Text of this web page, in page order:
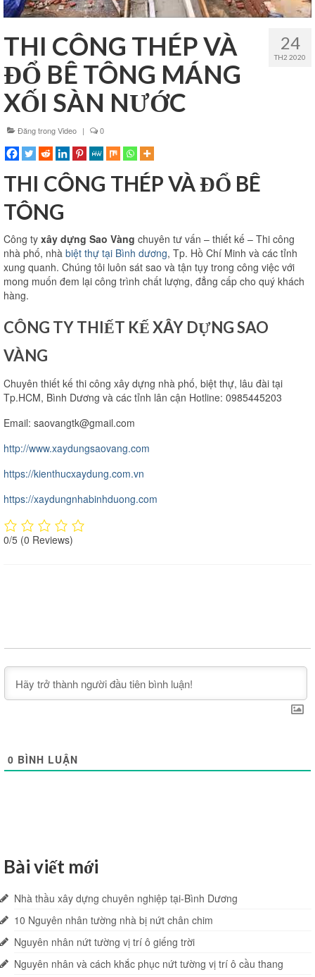
Thi công văn phòng
Thi công nhà xưởng
Xin phép xây dựng
Báo giá xây dựng
Thiết kế
Xây dựng phần thô
Thi công xây dựng hoàn thiện
Thi công xây dựng nhà trọ
Kinh nghiệm làm nhà
Liên hệ
24
TH2 2020
THI CÔNG THÉP VÀ
ĐỔ BÊ TÔNG MÁNG
XỐI SÀN NƯỚC
Đăng trongVideo | 0
THI CÔNG THÉP VÀ ĐỔ BÊ
TÔNG
Công ty xây dựng Sao Vàng chuyên tư vấn – thiết kế – Thi công
nhà phố, nhà biệt thự tại Bình dương, Tp. Hồ Chí Minh và các tỉnh
xung quanh. Chúng tôi luôn sát sao và tận tụy trong công việc với
mong muốn đem lại công trình chất lượng, đẳng cấp cho quý khách
hàng.
CÔNG TY THIẾT KẾ XÂY DỰNG SAO
VÀNG
Chuyên thiết kế thi công xây dựng nhà phố, biệt thự, lâu đài tại
Tp.HCM, Bình Dương và các tỉnh lân cận Hotline: 0985445203
Email: saovangtk@gmail.com
http://www.xaydungsaovang.com
https://kienthucxaydung.com.vn
https://xaydungnhabinhduong.com
0/5 (0 Reviews)
0 BÌNH LUẬN
Bài viết mới
Nhà thầu xây dựng chuyên nghiệp tại-Bình Dương
10 Nguyên nhân tường nhà bị nứt chân chim
Nguyên nhân nứt tường vị trí ô giếng trời
Nguyên nhân và cách khắc phục nứt tường vị trí ô cầu thang